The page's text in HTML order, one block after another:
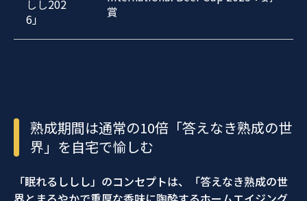
しし202
6」
賞
熟成期間は通常の10倍「答えなき熟成の世
界」を自宅で愉しむ
「眠れるししし」のコンセプトは、「答えなき熟成の世